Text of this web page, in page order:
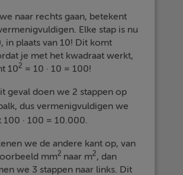
naar rechts gaan, betekent
Elke stap is nu
in plaats van 10! Dit komt
je met het kwadraat werkt,
102 = 10 · 10 = 100!
geval doen we 2 stappen op
dus vermenigvuldigen we
100 · 100 = 10.000.
we de andere kant op, van
mm2 naar m2, dan
we 3 stappen naar links. Dit